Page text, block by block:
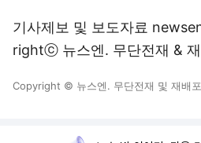
기사제보 및 보도자료
rightⓒ 뉴스엔. 무단전재 & 재
Copyright © 뉴스엔. 무단전재 및 재배